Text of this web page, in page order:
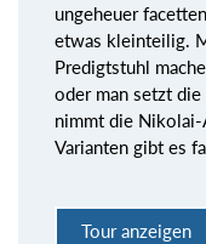
ungeheuer
etwas kleinteilig.
Predigtstuhl
oder man setzt
nimmt die Nikolai-
Varianten gibt es
Tour anzeigen